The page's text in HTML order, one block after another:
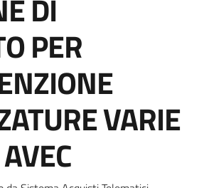
DI
PER
VARIE